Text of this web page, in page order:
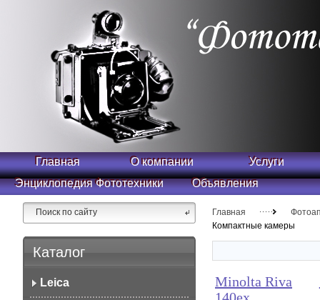
Главная О компании
Услуги
Энциклопедия Фототехники
Объявления
Каталог
Leica
Главная
Компактные камеры
Minolta Riva